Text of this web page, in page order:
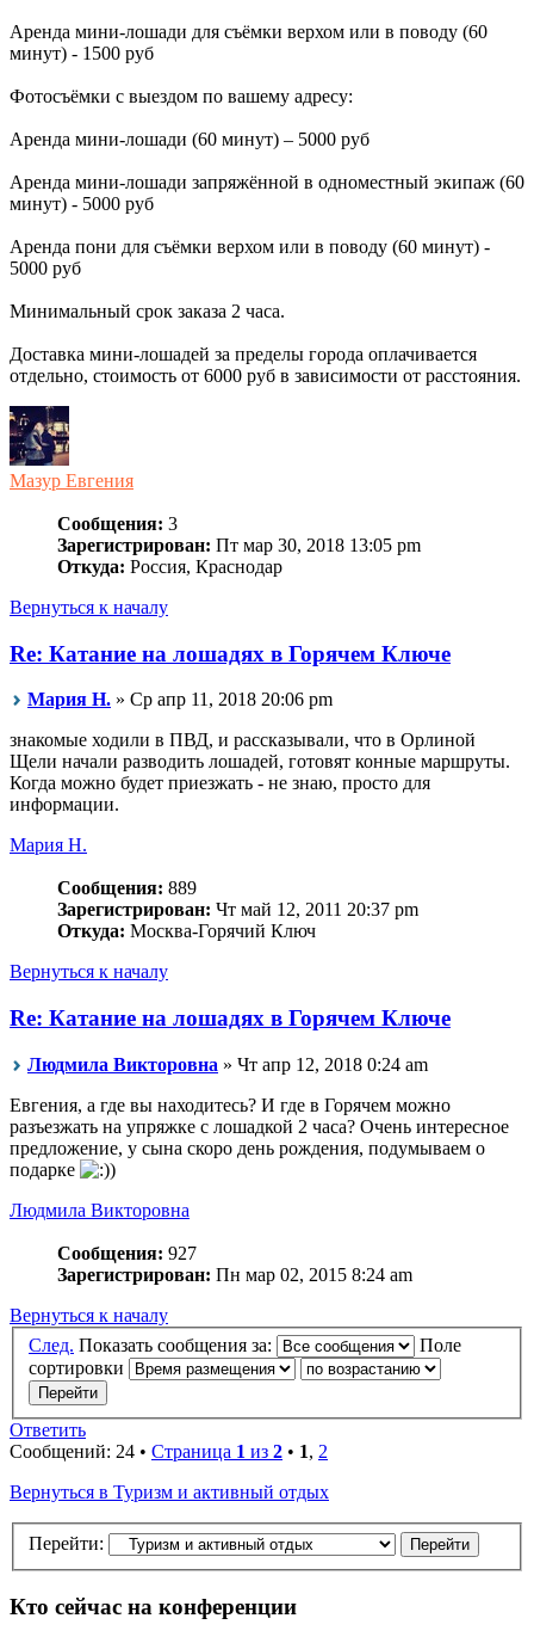
Аренда мини-лошади для съёмки верхом или в поводу (60
минут) - 1500 руб
Фотосъёмки с выездом по вашему адресу:
Аренда мини-лошади (60 минут) – 5000 руб
Аренда мини-лошади запряжённой в одноместный экипаж (60
минут) - 5000 руб
Аренда пони для съёмки верхом или в поводу (60 минут) -
5000 руб
Минимальный срок заказа 2 часа.
Доставка мини-лошадей за пределы города оплачивается
отдельно, стоимость от 6000 руб в зависимости от расстояния.
Мазур Евгения
Сообщения: 3
Зарегистрирован: Пт мар 30, 2018 13:05 pm
Откуда: Россия, Краснодар
Вернуться к началу
Re: Катание на лошадях в Горячем Ключе
Мария Н. » Ср апр 11, 2018 20:06 pm
знакомые ходили в ПВД, и рассказывали, что в Орлиной
Щели начали разводить лошадей, готовят конные маршруты.
Когда можно будет приезжать - не знаю, просто для
информации.
Мария Н.
Сообщения: 889
Зарегистрирован: Чт май 12, 2011 20:37 pm
Откуда: Москва-Горячий Ключ
Вернуться к началу
Re: Катание на лошадях в Горячем Ключе
Людмила Викторовна » Чт апр 12, 2018 0:24 am
Евгения, а где вы находитесь? И где в Горячем можно
разъезжать на упряжке с лошадкой 2 часа? Очень интересное
предложение, у сына скоро день рождения, подумываем о
подарке
)
Людмила Викторовна
Сообщения: 927
Зарегистрирован: Пн мар 02, 2015 8:24 am
Вернуться к началу
След. Показать сообщения за:
Поле
сортировки
Ответить
Сообщений: 24 • Страница 1 из 2 • 1, 2
Вернуться в Туризм и активный отдых
Перейти:
Кто сейчас на конференции